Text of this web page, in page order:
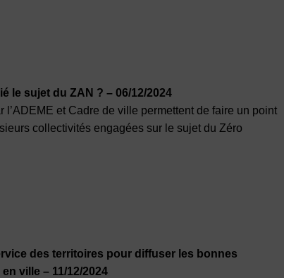
le sujet du ZAN ? – 06/12/2024
l’ADEME et Cadre de ville permettent de faire un point
collectivités engagées sur le sujet du Zéro
des territoires pour diffuser les bonnes
ville – 11/12/2024